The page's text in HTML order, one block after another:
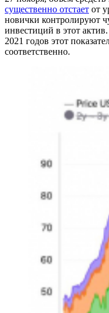
существенно отстает от
новички контролируют
инвестиций в этот
2021 годов этот
соответственно.